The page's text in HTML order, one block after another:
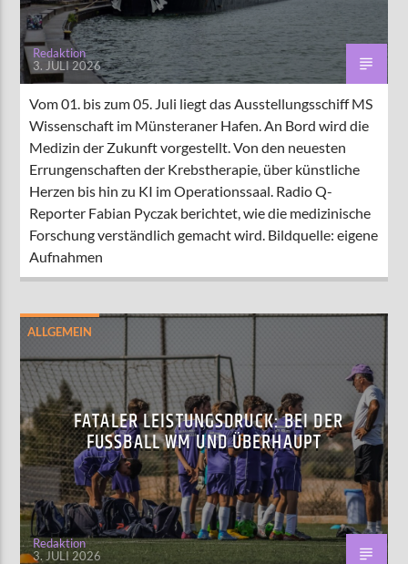
Redaktion
3. JULI 2026
Vom 01. bis zum 05. Juli liegt das Ausstellungsschiff MS
Wissenschaft im Münsteraner Hafen. An Bord wird die
Medizin der Zukunft vorgestellt. Von den neuesten
Errungenschaften der Krebstherapie, über künstliche
Herzen bis hin zu KI im Operationssaal. Radio Q-
Reporter Fabian Pyczak berichtet, wie die medizinische
Forschung verständlich gemacht wird. Bildquelle: eigene
Aufnahmen
ALLGEMEIN
FATALER LEISTUNGSDRUCK: BEI DER
FUSSBALL WM UND ÜBERHAUPT
Redaktion
3. JULI 2026